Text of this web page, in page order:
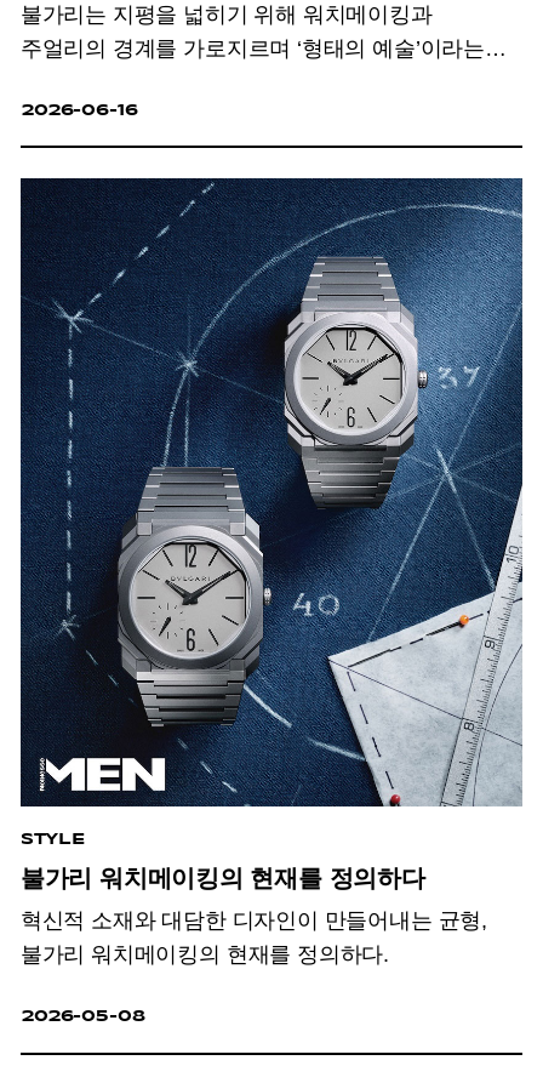
불가리는 지평을 넓히기 위해 워치메이킹과
주얼리의 경계를 가로지르며 ‘형태의 예술’이라는
2026-06-16
STYLE
불가리 워치메이킹의 현재를 정의하다
혁신적 소재와 대담한 디자인이 만들어내는 균형,
불가리 워치메이킹의 현재를 정의하다.
2026-05-08